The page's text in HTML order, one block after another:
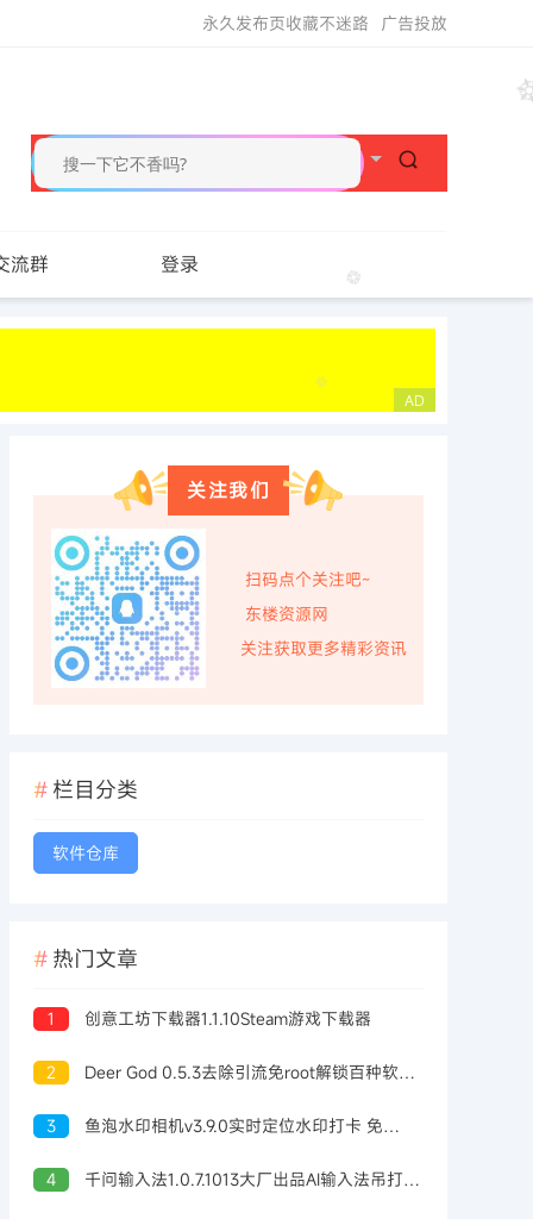
广告投放
永久发布页收藏不迷路
流群 登录
关注我们
扫码点个关注吧~
东楼资源网
关注获取更多精彩资讯
栏目分类
软件仓库
热门文章
1 创意工坊下载器1.1.10Steam游戏下载器
2 Deer God 0.5.3去除引流免root解锁百种软件会员
3 鱼泡水印相机v3.9.0实时定位水印打卡 免费无广告
4 千问输入法1.0.7.1013大厂出品AI输入法吊打豆包输入法